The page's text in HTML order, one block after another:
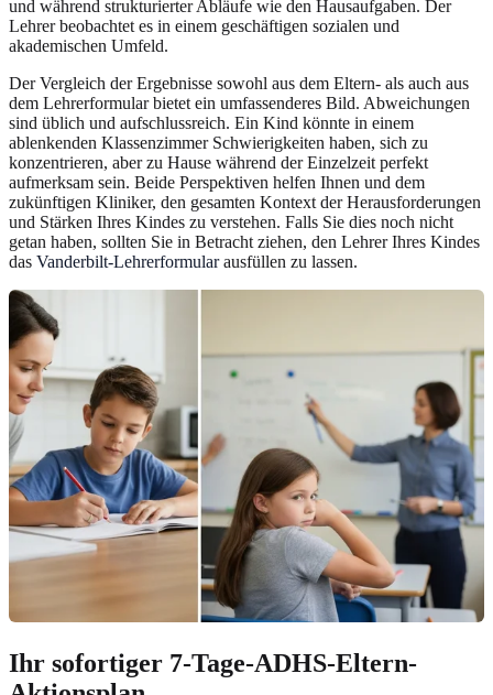
und während strukturierter Abläufe wie den Hausaufgaben. Der
Lehrer beobachtet es in einem geschäftigen sozialen und
akademischen Umfeld.
Der Vergleich der Ergebnisse sowohl aus dem Eltern- als auch aus
dem Lehrerformular bietet ein umfassenderes Bild. Abweichungen
sind üblich und aufschlussreich. Ein Kind könnte in einem
ablenkenden Klassenzimmer Schwierigkeiten haben, sich zu
konzentrieren, aber zu Hause während der Einzelzeit perfekt
aufmerksam sein. Beide Perspektiven helfen Ihnen und dem
zukünftigen Kliniker, den gesamten Kontext der Herausforderungen
und Stärken Ihres Kindes zu verstehen. Falls Sie dies noch nicht
getan haben, sollten Sie in Betracht ziehen, den Lehrer Ihres Kindes
das Vanderbilt-Lehrerformularausfüllen zu lassen.
Ihr sofortiger 7-Tage-ADHS-Eltern-